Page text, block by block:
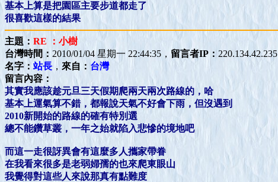
基本上算是把園區主要步道都走了
很喜歡這樣的結果
主題： RE ：小樹
台灣時間： 2010/01/04 星期一 22:44:35， 留言者IP： 220.134.42.235
名字：站長 ， 來自： 台灣
留言內容：
其實我應該趁元旦三天假期爬兩天兩次路線的，哈
基本上運氣算不錯，都報說天氣不好會下雨，但沒遇到
2010新開始的路線的確有特別選
總不能鑽草叢，一年之始就陷入悲慘的境地吧
而這一走很訝異會有這麼多人攜家帶眷
在我看來很多是老弱婦孺的也來爬東眼山
我覺得對這些人來說那真有點難度